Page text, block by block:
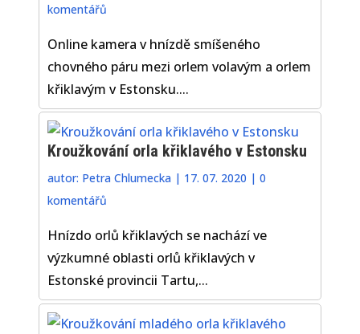
komentářů
Online kamera v hnízdě smíšeného
chovného páru mezi orlem volavým a orlem
křiklavým v Estonsku....
Kroužkování orla křiklavého v Estonsku
autor: Petra Chlumecka | 17. 07. 2020 |0
komentářů
Hnízdo orlů křiklavých se nachází ve
výzkumné oblasti orlů křiklavých v
Estonské provincii Tartu,...